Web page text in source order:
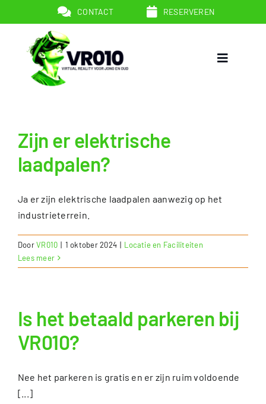
naar
CONTACT RESERVEREN
Toggle
VR Games
Arrangementen
Uitleg
Over VR010
Zijn er elektrische
laadpalen?
Ja er zijn elektrische laadpalen aanwezig op het
industrieterrein.
DoorVR010 | 1 oktober 2024 | Locatie en Faciliteiten
Lees meer
Is het betaald parkeren bij
VR010?
Nee het parkeren is gratis en er zijn ruim voldoende
[...]